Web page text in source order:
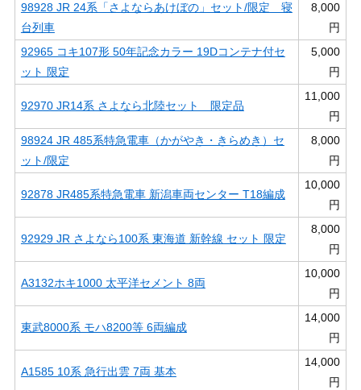
98928 JR 24系「さよならあけぼの」セット/限定 寝
台列車
8,000
円
92965 コキ107形 50年記念カラー 19Dコンテナ付セ
ット 限定
5,000
円
92970 JR14系 さよなら北陸セット 限定品
11,000
円
98924 JR 485系特急電車（かがやき・きらめき）セ
ット/限定
8,000
円
92878 JR485系特急電車 新潟車両センター T18編成
10,000
円
92929 JR さよなら100系 東海道 新幹線 セット 限定
8,000
円
A3132ホキ1000 太平洋セメント 8両
10,000
円
東武8000系 モハ8200等 6両編成
14,000
円
A1585 10系 急行出雲 7両 基本
14,000
円